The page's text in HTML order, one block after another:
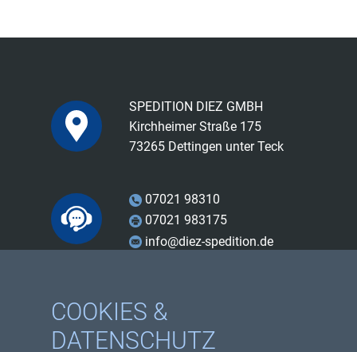
SPEDITION DIEZ GMBH
Kirchheimer Straße 175
73265 Dettingen unter Teck
07021 98310
07021 983175
info@diez-spedition.de
Instagram
Youtube
COOKIES &
DATENSCHUTZ